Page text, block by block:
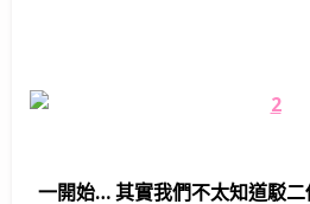
一開始… 其實我們不太知道駁二